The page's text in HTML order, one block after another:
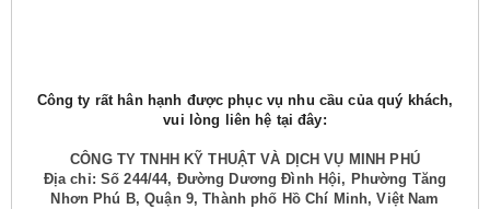
Công ty rất hân hạnh được phục vụ nhu cầu của quý khách,
vui lòng liên hệ tại đây:
CÔNG TY TNHH KỸ THUẬT VÀ DỊCH VỤ MINH PHÚ
Địa chỉ: Số 244/44, Đường Dương Đình Hội, Phường Tăng
Nhơn Phú B, Quận 9, Thành phố Hồ Chí Minh, Việt Nam